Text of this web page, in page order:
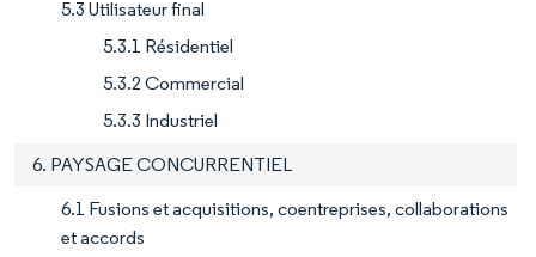
5.3 Utilisateur final
5.3.1 Résidentiel
5.3.2 Commercial
5.3.3 Industriel
6. PAYSAGE CONCURRENTIEL
6.1 Fusions et acquisitions, coentreprises, collaborations
et accords